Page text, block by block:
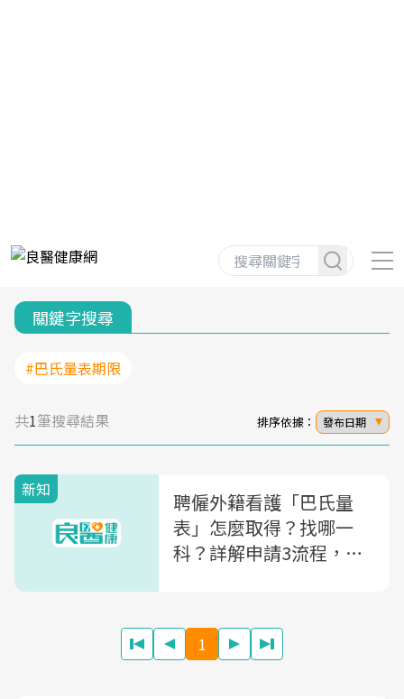
關鍵字搜尋
#巴氏量表期限
共1筆搜尋結果 排序依據： 發布日期
新知
聘僱外籍看護「巴氏量
表」怎麼取得？找哪一
科？詳解申請3流程，巴
1